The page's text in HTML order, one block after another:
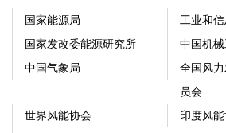
国家能源局
工业和
国家发改委能源研究所
中国机
中国气象局
全国风
员会
世界风能协会 印度风